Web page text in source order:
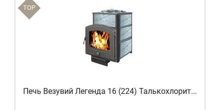
TOP
Печь Везувий Легенда 16 (224) Талькохлорит...